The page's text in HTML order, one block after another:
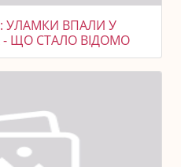
УЛАМКИ ВПАЛИ У
- ЩО СТАЛО ВІДОМО